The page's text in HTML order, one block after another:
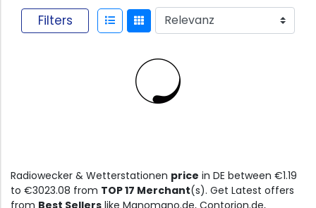
Filters
Radiowecker & Wetterstationen price in DE between €1.19
to €3023.08 from TOP 17 Merchant(s). Get Latest offers